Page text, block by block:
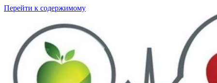
Перейти к содержимому